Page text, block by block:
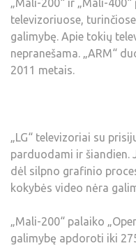
„Mali-200“ ir „Mali-
televizoriuose,
galimybę. Apie tokių
nepranešama. „ARM“
2011 metais.
„LG“ televizoriai su
parduodami ir šiandien.
dėl silpno grafinio
kokybės video nėra
„Mali-200“ palaiko
galimybę apdoroti iki